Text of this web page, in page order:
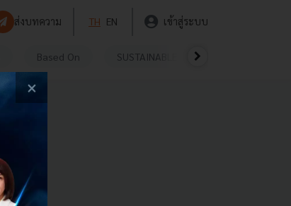
ส่งบทความ TH EN เข้าสู่ระบบ
Based On SUSTAINABLE
×